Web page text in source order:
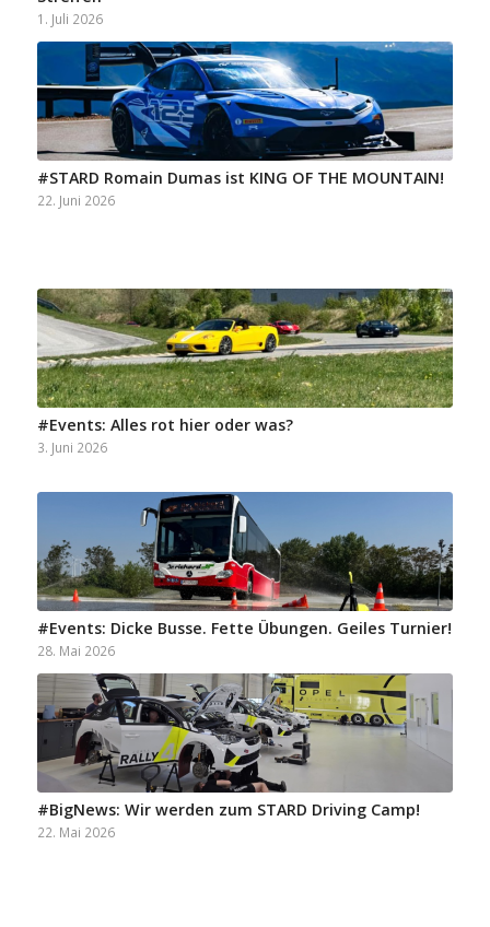
1. Juli 2026
#STARD Romain Dumas ist KING OF THE MOUNTAIN!
22. Juni 2026
#Events: Alles rot hier oder was?
3. Juni 2026
#Events: Dicke Busse. Fette Übungen. Geiles Turnier!
28. Mai 2026
#BigNews: Wir werden zum STARD Driving Camp!
22. Mai 2026